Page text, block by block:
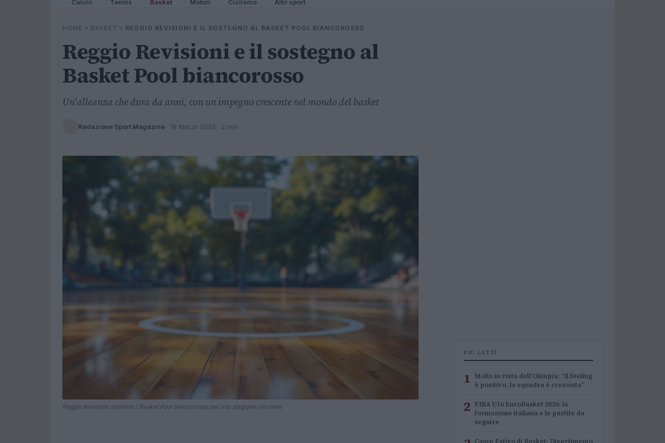
Calcio Tennis Basket Motori Ciclismo Altri sport
HOME » BASKET » REGGIO REVISIONI E IL SOSTEGNO AL BASKET POOL BIANCOROSSO
Reggio Revisioni e il sostegno al
Basket Pool biancorosso
Un'alleanza che dura da anni, con un impegno crescente nel mondo del basket
Redazione Sport Magazine · 19 Marzo 2025 · 2 min
Reggio Revisioni sostiene il Basket Pool biancorosso per una stagione vincente.
PIÙ LETTI
1 Molin in vista dell’Olimpia: “Il feeling
è positivo, la squadra è cresciuta”
2 FIBA U16 EuroBasket 2026: la
formazione italiana e le partite da
seguire
Camp Estivo di Basket: Divertimento